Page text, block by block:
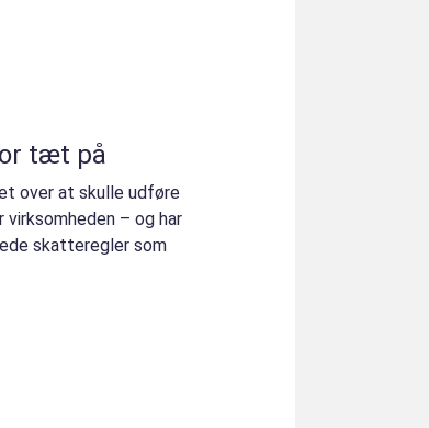
tæt på
over at skulle udføre
– og har
skatteregler som